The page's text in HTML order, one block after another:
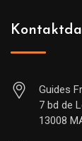
Guides
7 bd de
13008